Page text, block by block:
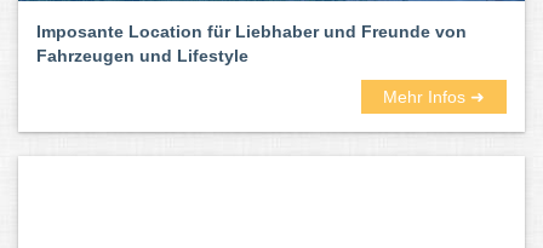
Imposante Location für Liebhaber und Freunde von
Fahrzeugen und Lifestyle
Mehr Infos ➜